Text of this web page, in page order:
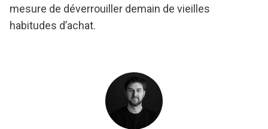
mesure de déverrouiller demain de vieilles
habitudes d’achat.